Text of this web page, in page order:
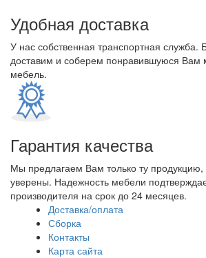
Удобная доставка
У нас собственная транспортная служба.
доставим и соберем понравившуюся Вам
мебель.
Гарантия качества
Мы предлагаем Вам только ту продукцию,
уверены. Надежность мебели
производителя на срок до 24 месяцев.
Доставка/оплата
Сборка
Контакты
Карта сайта